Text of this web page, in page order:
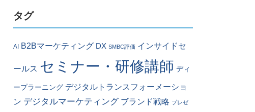
タグ
AI B2Bマーケティング DX SMBC評価 インサイドセ
ールス セミナー・研修講師 ディ
ープラーニング デジタルトランスフォーメーショ
ン デジタルマーケティング ブランド戦略 プレゼ